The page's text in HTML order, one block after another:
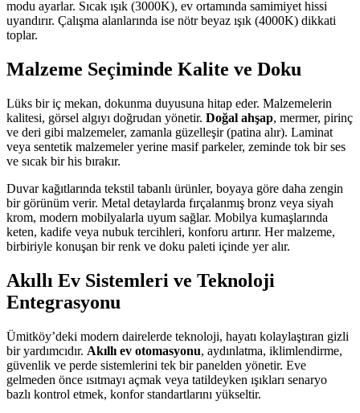
modu ayarlar. Sıcak ışık (3000K), ev ortamında samimiyet hissi
uyandırır. Çalışma alanlarında ise nötr beyaz ışık (4000K) dikkati
toplar.
Malzeme Seçiminde Kalite ve Doku
Lüks bir iç mekan, dokunma duyusuna hitap eder. Malzemelerin
kalitesi, görsel algıyı doğrudan yönetir. Doğal ahşap, mermer, pirinç
ve deri gibi malzemeler, zamanla güzelleşir (patina alır). Laminat
veya sentetik malzemeler yerine masif parkeler, zeminde tok bir ses
ve sıcak bir his bırakır.
Duvar kağıtlarında tekstil tabanlı ürünler, boyaya göre daha zengin
bir görünüm verir. Metal detaylarda fırçalanmış bronz veya siyah
krom, modern mobilyalarla uyum sağlar. Mobilya kumaşlarında
keten, kadife veya nubuk tercihleri, konforu artırır. Her malzeme,
birbiriyle konuşan bir renk ve doku paleti içinde yer alır.
Akıllı Ev Sistemleri ve Teknoloji
Entegrasyonu
Ümitköy’deki modern dairelerde teknoloji, hayatı kolaylaştıran gizli
bir yardımcıdır. Akıllı ev otomasyonu, aydınlatma, iklimlendirme,
güvenlik ve perde sistemlerini tek bir panelden yönetir. Eve
gelmeden önce ısıtmayı açmak veya tatildeyken ışıkları senaryo
bazlı kontrol etmek, konfor standartlarını yükseltir.